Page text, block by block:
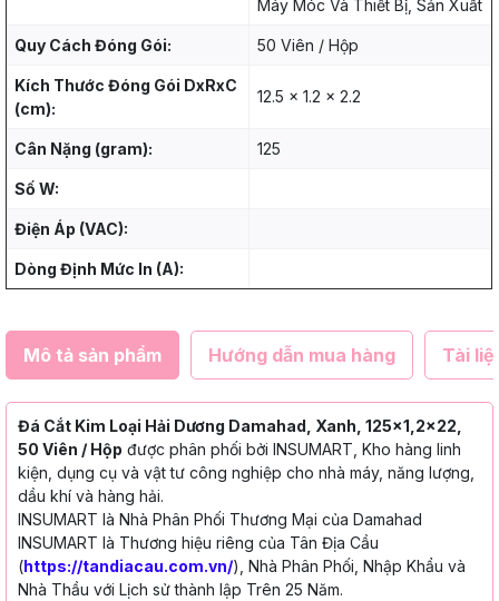
Máy Móc Và Thiết Bị, Sản Xuất
Quy Cách Đóng Gói: 50 Viên / Hộp
Kích Thước Đóng Gói DxRxC
(cm):
12.5 x 1.2 x 2.2
Cân Nặng (gram): 125
Số W:
Điện Áp (VAC):
Dòng Định Mức In (A):
Mô tả sản phẩm Hướng dẫn mua hàng Tài
Đá Cắt Kim Loại Hải Dương Damahad, Xanh, 125x1,2x22,
50 Viên / Hộp được phân phối bởi INSUMART, Kho hàng linh
kiện, dụng cụ và vật tư công nghiệp cho nhà máy, năng lượng,
dầu khí và hàng hải.
INSUMART là Nhà Phân Phối Thương Mại của Damahad
INSUMART là Thương hiệu riêng của Tân Địa Cầu
(https://tandiacau.com.vn/), Nhà Phân Phối, Nhập Khẩu và
Nhà Thầu với Lịch sử thành lập Trên 25 Năm.